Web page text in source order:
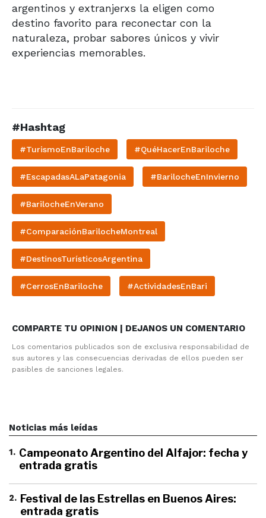
argentinos y extranjerxs la eligen como
destino favorito para reconectar con la
naturaleza, probar sabores únicos y vivir
experiencias memorables.
#Hashtag
#TurismoEnBariloche #QuéHacerEnBariloche
#EscapadasALaPatagonia #BarilocheEnInvierno
#BarilocheEnVerano
#ComparaciónBarilocheMontreal
#DestinosTurísticosArgentina
#CerrosEnBariloche #ActividadesEnBari
COMPARTE TU OPINION | DEJANOS UN COMENTARIO
Los comentarios publicados son de exclusiva responsabilidad de
sus autores y las consecuencias derivadas de ellos pueden ser
pasibles de sanciones legales.
Noticias más leídas
1. Campeonato Argentino del Alfajor: fecha y
entrada gratis
2. Festival de las Estrellas en Buenos Aires:
entrada gratis